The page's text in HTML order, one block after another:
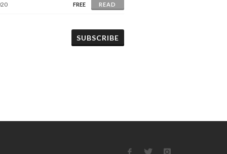
FREE READ
SUBSCRIBE